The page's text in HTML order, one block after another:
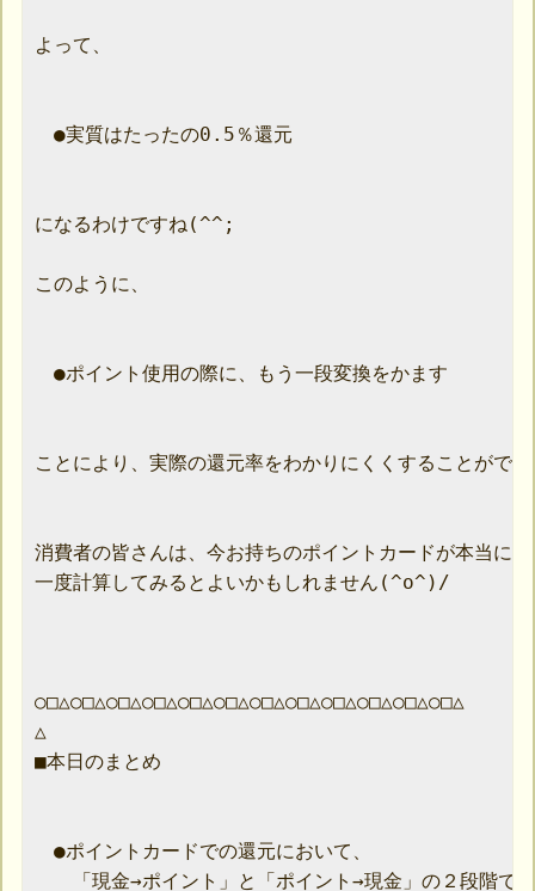
よって、
●実質はたったの0.5％還元
になるわけですね(^^;
このように、
●ポイント使用の際に、もう一段変換をかます
ことにより、実際の還元率をわかりにくくすることがで
消費者の皆さんは、今お持ちのポイントカードが本当に
一度計算してみるとよいかもしれません(^o^)/
○□△○□△○□△○□△○□△○□△○□△○□△○□△○□△○□△○□△
△
■本日のまとめ
●ポイントカードでの還元において、
「現金→ポイント」と「ポイント→現金」の２段階で